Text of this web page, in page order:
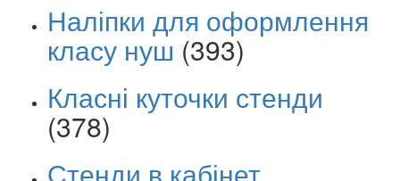
Наліпки для оформлення
класу нуш (393)
Класні куточки стенди
(378)